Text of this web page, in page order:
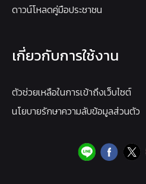
ดาวน์โหลดคู่มือประชาชน
เกี่ยวกับการใช้งาน
ตัวช่วยเหลือในการเข้าถึงเว็บไซต์
นโยบายรักษาความลับข้อมูลส่วนตัว